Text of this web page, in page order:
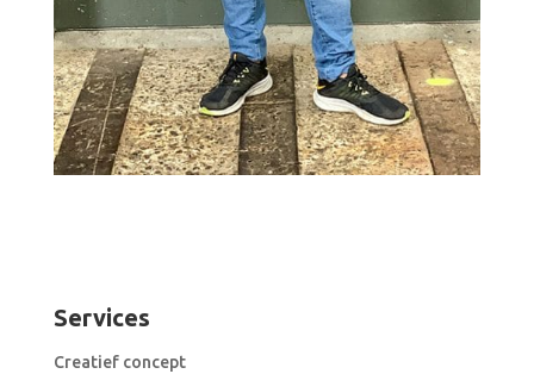
Services
Creatief concept